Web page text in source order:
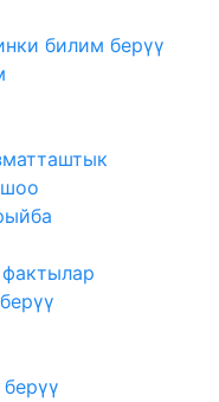
билим берүү